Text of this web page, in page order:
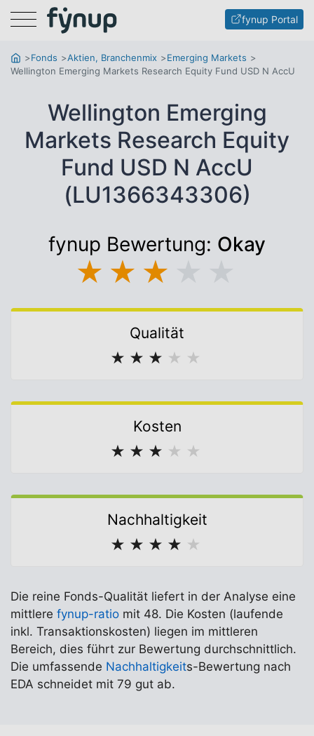
Menu fynup Portal
Fonds Aktien, Branchenmix
Emerging Markets
Wellington Emerging Markets Research Equity Fund USD N AccU
Wellington Emerging
Markets Research Equity
Fund USD N AccU
(LU1366343306)
fynup Bewertung: Okay
★ ★ ★
Qualität
★ ★ ★ ★ ★
Kosten
★ ★ ★ ★ ★
Nachhaltigkeit
★ ★ ★ ★ ★
Die reine Fonds-Qualität liefert in der Analyse eine
mittlere fynup-ratio mit 48. Die Kosten (laufende
inkl. Transaktionskosten) liegen im mittleren
Bereich, dies führt zur Bewertung durchschnittlich.
Die umfassende Nachhaltigkeits-Bewertung nach
EDA schneidet mit 79 gut ab.